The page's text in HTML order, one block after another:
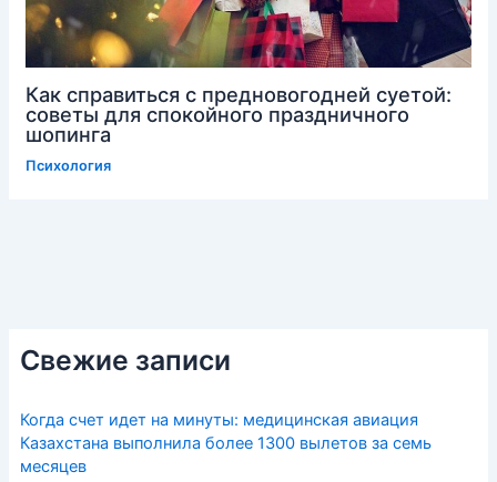
Как справиться с предновогодней суетой:
советы для спокойного праздничного
шопинга
Психология
Свежие записи
Когда счет идет на минуты: медицинская авиация
Казахстана выполнила более 1300 вылетов за семь
месяцев